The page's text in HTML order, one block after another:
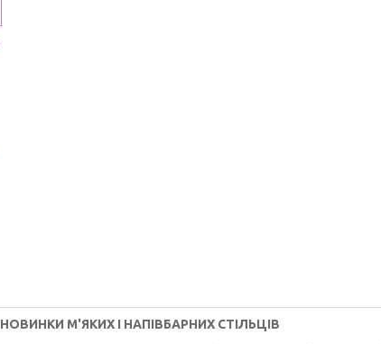
НОВИНКИ М'ЯКИХ І НАПІВБАРНИХ СТІЛЬЦІВ